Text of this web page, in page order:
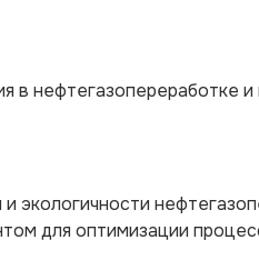
в нефтегазопереработке и
экологичности
для оптимизации